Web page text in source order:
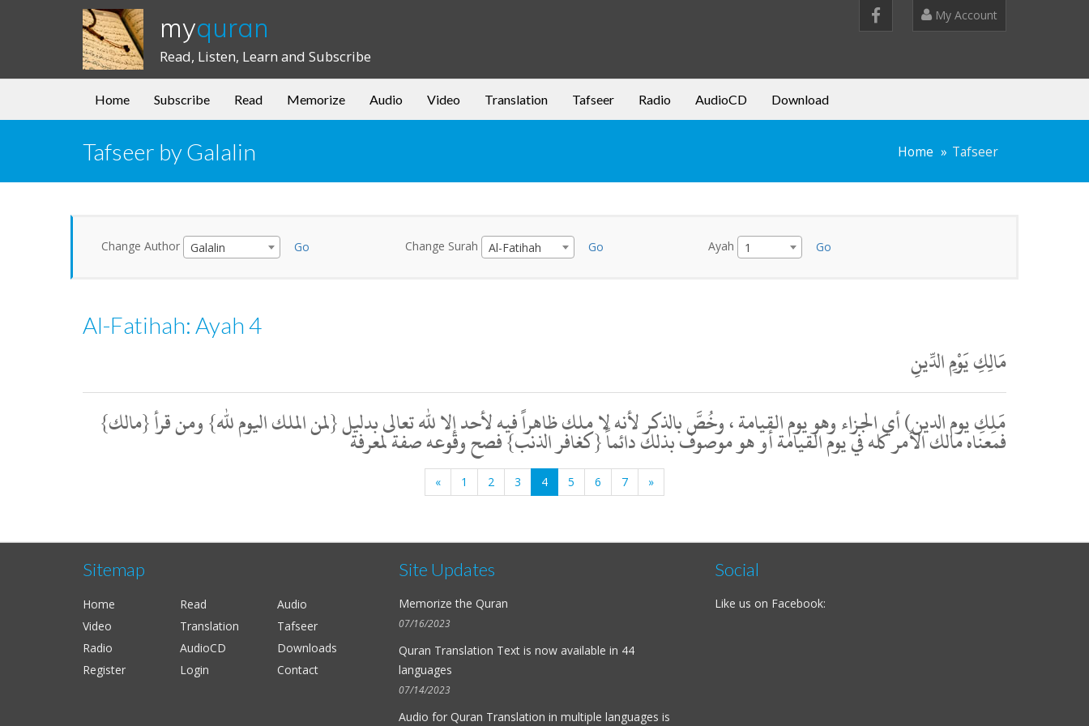
myquran
Read, Listen, Learn and Subscribe
My Account
Home Subscribe Read Memorize Audio Video Translation Tafseer Radio AudioCD Download
Tafseer by Galalin Home Tafseer
Change Author Galalin Go Change Surah Al-Fatihah Go Ayah 1 Go
Al-Fatihah: Ayah 4
مَالِكِ يَوْمِ الدِّينِ
مَلِكِ يوم الدين) أي الجزاء وهو يوم القيامة ، وخُصَّ بالذكر لأنه لا ملك ظاهراً فيه لأحد إلا لله تعالى بدليل {لمن الملك اليوم لله} ومن قرأ {مالك}
فمعناه مالك الأمر كله في يوم القيامة أو هو موصوف بذلك دائماً {كغافر الذنب} فصح وقوعه صفة لمعرفة
« 1 2 3 4 5 6 7 »
Sitemap
Home Read
Audio
Video
Translation
Tafseer
Radio
AudioCD
Downloads
Register
Login Contact
Site Updates
Memorize the Quran
07/16/2023
Quran Translation Text is now available in 44
languages
07/14/2023
Audio for Quran Translation in multiple languages is
Social
Like us on Facebook: